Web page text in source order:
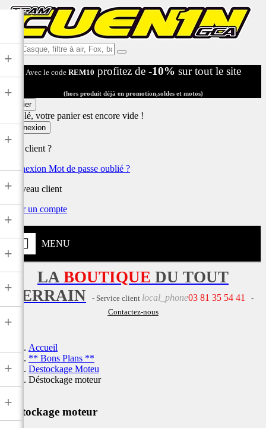
Ex:
Casque,
filtre
air,
Fox,
...
Avec le code REM10 profitez de -10% sur tout le site
(hors produit déjà en promotion,soldes et motos)
Panier
Désolé, votre panier est encore vide !
Connexion
Déjà client ?
Connexion Mot de passe oublié ?
Nouveau client
Créer un compte
MENU
+
+
+
+
+
+
+
+
+
+
LA BOUTIQUE DU TOUT
TERRAIN
- Service client local_phone03 81 35 54 41
-
Contactez-nous
Accueil
** Bons Plans **
Destockage Moteu
Déstockage moteur
Déstockage moteur